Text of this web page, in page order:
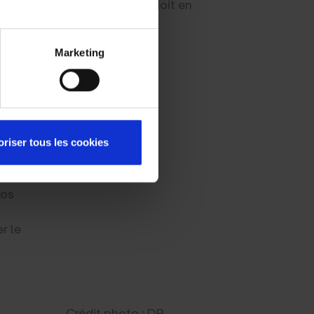
Marketing
tous les cookies
actuelle doit en
d’émissions sonores
et des vitesses
le